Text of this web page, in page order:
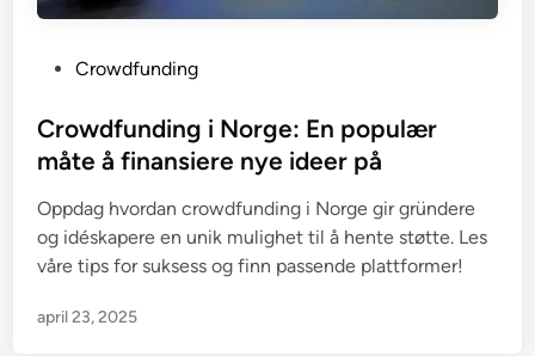
s
t
d
i
n
Crowdfunding
Crowdfunding i Norge: En populær
måte å finansiere nye ideer på
Oppdag hvordan crowdfunding i Norge gir gründere
og idéskapere en unik mulighet til å hente støtte. Les
våre tips for suksess og finn passende plattformer!
april 23, 2025